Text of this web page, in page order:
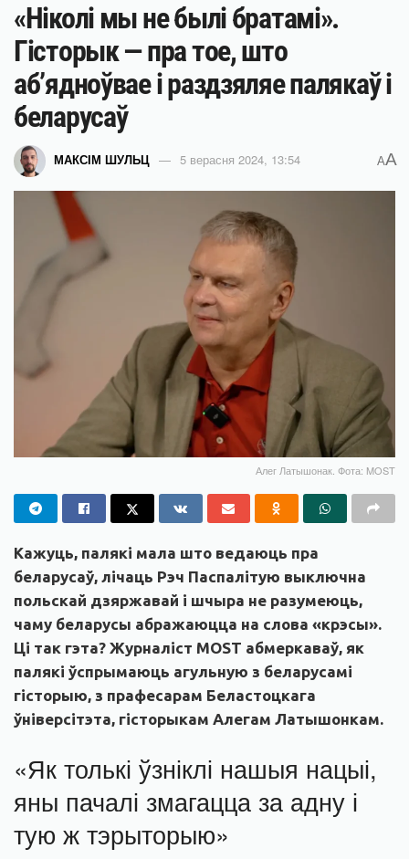
«Ніколі мы не былі братамі».
Гісторык — пра тое, што
аб’ядноўвае і раздзяляе палякаў і
беларусаў
МАКСІМ ШУЛЬЦ 5 верасня 2024, 13:54 AA
Алег Латышонак. Фота: MOST
Кажуць, палякі мала што ведаюць пра
беларусаў, лічаць Рэч Паспалітую выключна
польскай дзяржавай і шчыра не разумеюць,
чаму беларусы абражаюцца на слова «крэсы».
Ці так гэта? Журналіст MOST абмеркаваў, як
палякі ўспрымаюць агульную з беларусамі
гісторыю, з прафесарам Беластоцкага
ўніверсітэта, гісторыкам Алегам Латышонкам.
«Як толькі ўзніклі нашыя нацыі,
яны пачалі змагацца за адну і
тую ж тэрыторыю»